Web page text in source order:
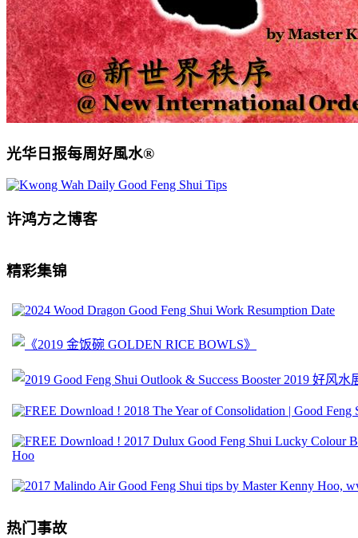
光华日报每周好風水®
许鸿方之博客
精彩集锦
热门事故